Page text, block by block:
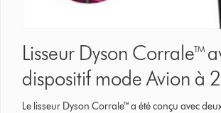
Lisseur Dyson Corrale™
dispositif mode Avion à
Le lisseur Dyson Corrale™ a été conçu avec